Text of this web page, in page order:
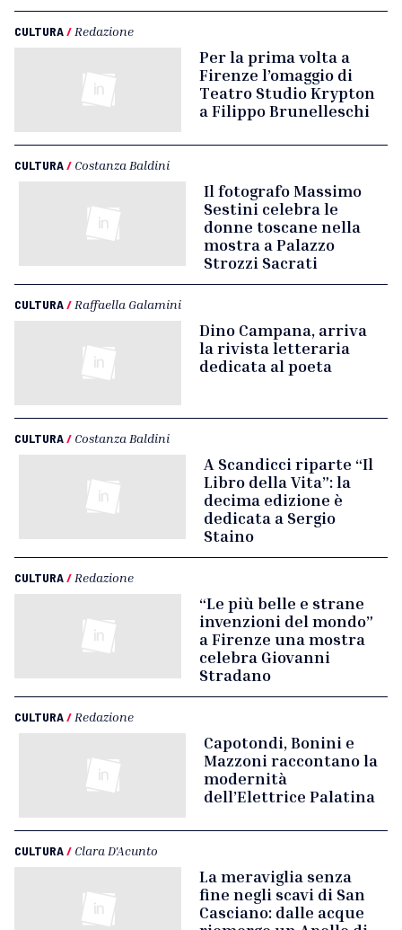
CULTURA/ Redazione
Per la prima volta a
Firenze l’omaggio di
Teatro Studio Krypton
a Filippo Brunelleschi
CULTURA/ Costanza Baldini
Il fotografo Massimo
Sestini celebra le
donne toscane nella
mostra a Palazzo
Strozzi Sacrati
CULTURA/ Raffaella Galamini
Dino Campana, arriva
la rivista letteraria
dedicata al poeta
CULTURA/ Costanza Baldini
A Scandicci riparte “Il
Libro della Vita”: la
decima edizione è
dedicata a Sergio
Staino
CULTURA/ Redazione
“Le più belle e strane
invenzioni del mondo”
a Firenze una mostra
celebra Giovanni
Stradano
CULTURA/ Redazione
Capotondi, Bonini e
Mazzoni raccontano la
modernità
dell’Elettrice Palatina
CULTURA/ Clara D'Acunto
La meraviglia senza
fine negli scavi di San
Casciano: dalle acque